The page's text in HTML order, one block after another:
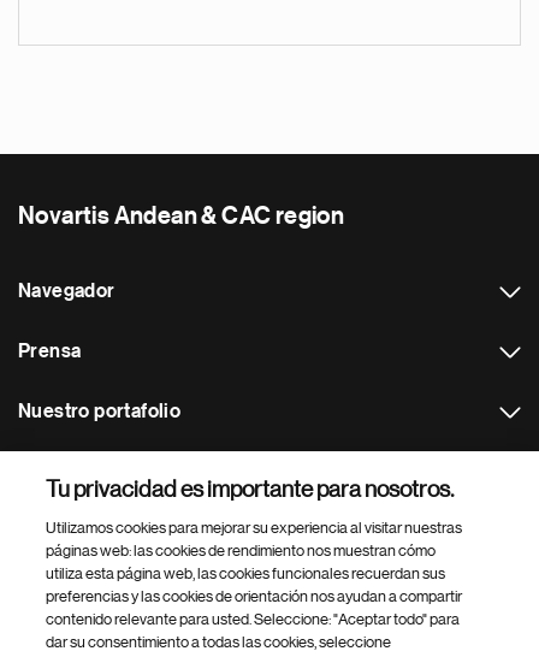
Novartis Andean & CAC region
Navegador
Prensa
Nuestro portafolio
Footer Site Search
Tu privacidad es importante para nosotros.
Utilizamos cookies para mejorar su experiencia al visitar nuestras
páginas web: las cookies de rendimiento nos muestran cómo
utiliza esta página web, las cookies funcionales recuerdan sus
preferencias y las cookies de orientación nos ayudan a compartir
contenido relevante para usted. Seleccione: "Aceptar todo" para
dar su consentimiento a todas las cookies, seleccione